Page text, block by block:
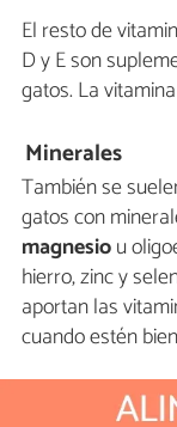
El resto de
D y E son
gatos. La
Minerales
También se
gatos con
magnesiou
hierro, zinc y
aportan las
cuando estén